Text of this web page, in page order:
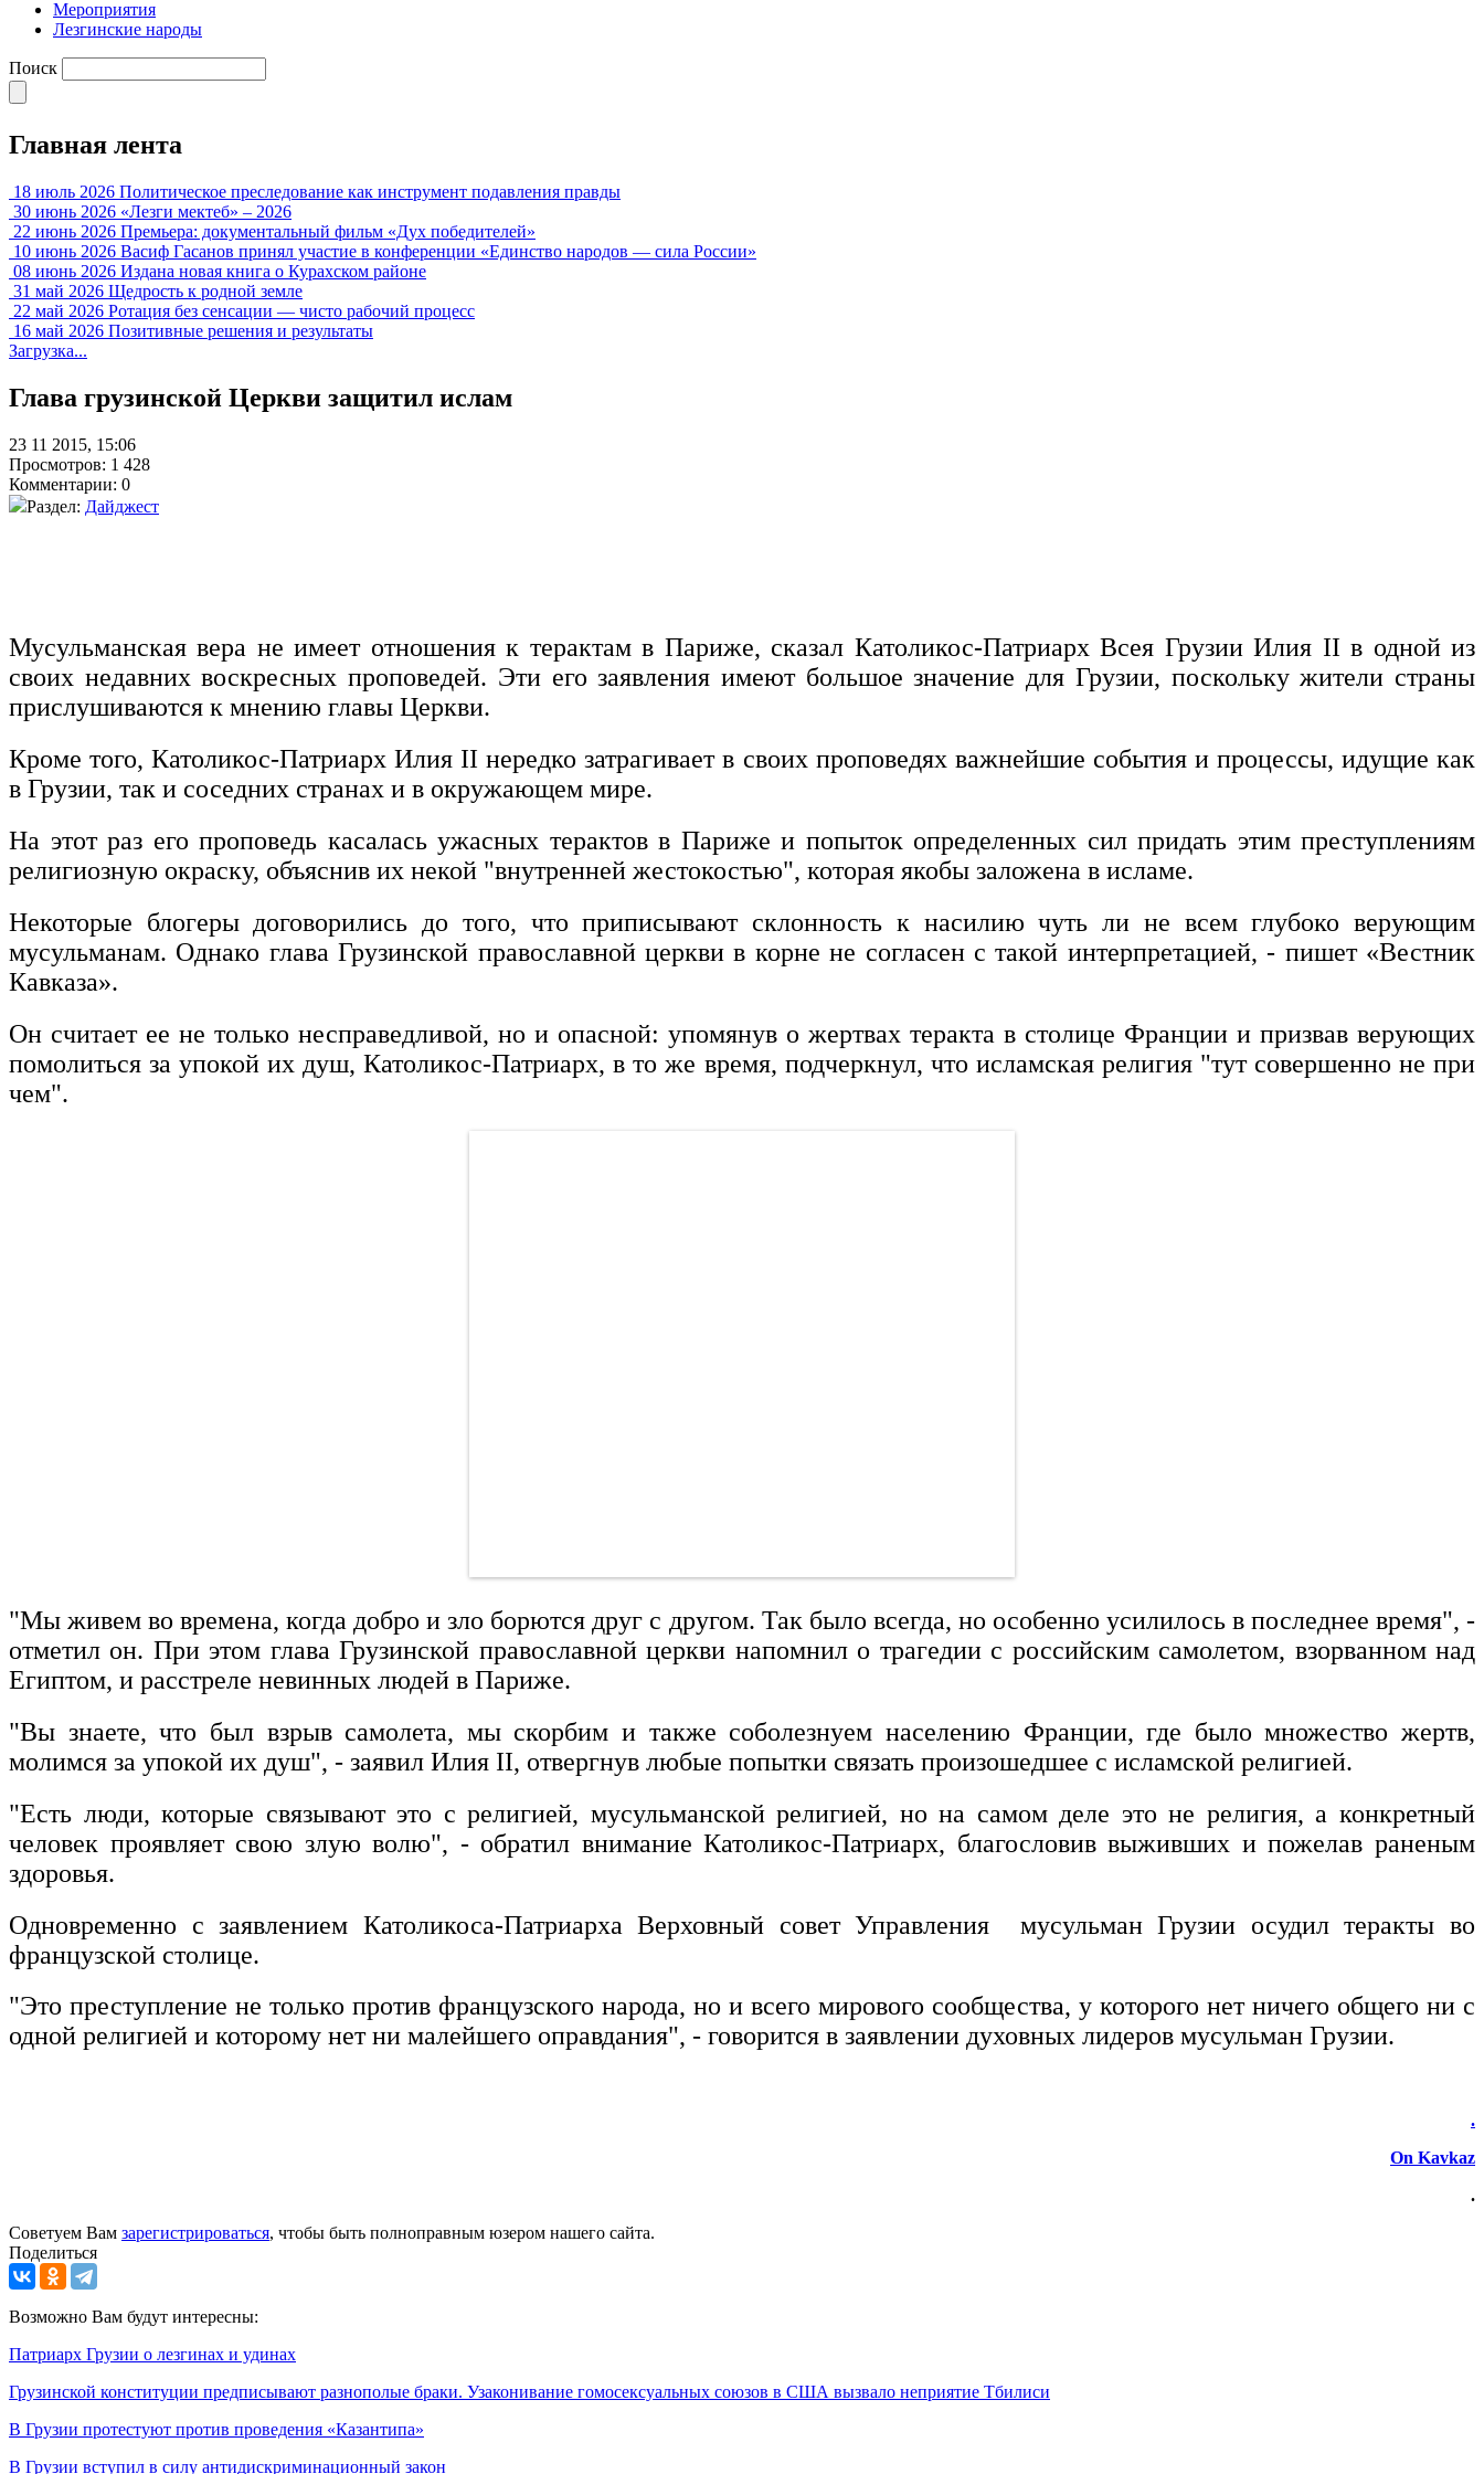
Мероприятия
Лезгинские народы
Поиск
Главная лента
18 июль 2026 Политическое преследование как инструмент подавления правды
30 июнь 2026 «Лезги мектеб» – 2026
22 июнь 2026 Премьера: документальный фильм «Дух победителей»
10 июнь 2026 Васиф Гасанов принял участие в конференции «Единство народов — сила России»
08 июнь 2026 Издана новая книга о Курахском районе
31 май 2026 Щедрость к родной земле
22 май 2026 Ротация без сенсации — чисто рабочий процесс
16 май 2026 Позитивные решения и результаты
Загрузка...
Глава грузинской Церкви защитил ислам
23 11 2015, 15:06
Просмотров: 1 428
Комментарии: 0
Раздел: Дайджест
Мусульманская вера не имеет отношения к терактам в Париже, сказал Католикос-Патриарх Всея Грузии Илия II в одной из
своих недавних воскресных проповедей. Эти его заявления имеют большое значение для Грузии, поскольку жители страны
прислушиваются к мнению главы Церкви.
Кроме того, Католикос-Патриарх Илия II нередко затрагивает в своих проповедях важнейшие события и процессы, идущие как
в Грузии, так и соседних странах и в окружающем мире.
На этот раз его проповедь касалась ужасных терактов в Париже и попыток определенных сил придать этим преступлениям
религиозную окраску, объяснив их некой "внутренней жестокостью", которая якобы заложена в исламе.
Некоторые блогеры договорились до того, что приписывают склонность к насилию чуть ли не всем глубоко верующим
мусульманам. Однако глава Грузинской православной церкви в корне не согласен с такой интерпретацией, - пишет «Вестник
Кавказа».
Он считает ее не только несправедливой, но и опасной: упомянув о жертвах теракта в столице Франции и призвав верующих
помолиться за упокой их душ, Католикос-Патриарх, в то же время, подчеркнул, что исламская религия "тут совершенно не при
чем".
"Мы живем во времена, когда добро и зло борются друг с другом. Так было всегда, но особенно усилилось в последнее время", -
отметил он. При этом глава Грузинской православной церкви напомнил о трагедии с российским самолетом, взорванном над
Египтом, и расстреле невинных людей в Париже.
"Вы знаете, что был взрыв самолета, мы скорбим и также соболезнуем населению Франции, где было множество жертв,
молимся за упокой их душ", - заявил Илия II, отвергнув любые попытки связать произошедшее с исламской религией.
"Есть люди, которые связывают это с религией, мусульманской религией, но на самом деле это не религия, а конкретный
человек проявляет свою злую волю", - обратил внимание Католикос-Патриарх, благословив выживших и пожелав раненым
здоровья.
Одновременно с заявлением Католикоса-Патриарха Верховный совет Управления мусульман Грузии осудил теракты во
французской столице.
"Это преступление не только против французского народа, но и всего мирового сообщества, у которого нет ничего общего ни с
одной религией и которому нет ни малейшего оправдания", - говорится в заявлении духовных лидеров мусульман Грузии.
.
On Kavkaz
.
Советуем Вам зарегистрироваться, чтобы быть полноправным юзером нашего сайта.
Поделиться
Возможно Вам будут интересны:
Патриарх Грузии о лезгинах и удинах
Грузинской конституции предписывают разнополые браки. Узаконивание гомосексуальных союзов в США вызвало неприятие Тбилиси
В Грузии протестуют против проведения «Казантипа»
В Грузии вступил в силу антидискриминационный закон